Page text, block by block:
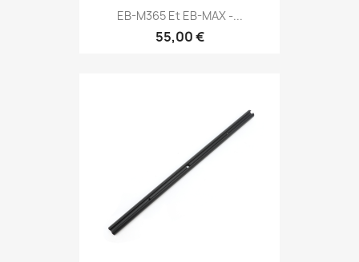
EB-M365 Et EB-MAX -...
55,00 €